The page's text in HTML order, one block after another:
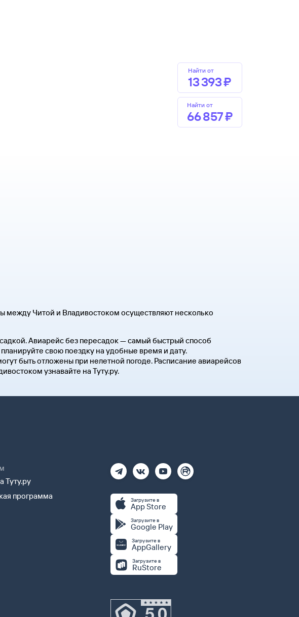
Найти от
13 ⁠393 ⁠₽
Найти от
66 ⁠857 ⁠₽
между Читой и Владивостоком осуществляют несколько
Авиарейс без пересадок — самый быстрый способ
свою поездку на удобные время и дату.
быть отложены при нелетной погоде. Расписание авиарейсов
узнавайте на Туту.ру.
Туту.ру
программа
Загрузите в
App Store
Загрузите в
Google Play
Загрузите в
AppGallery
Загрузите в
RuStore